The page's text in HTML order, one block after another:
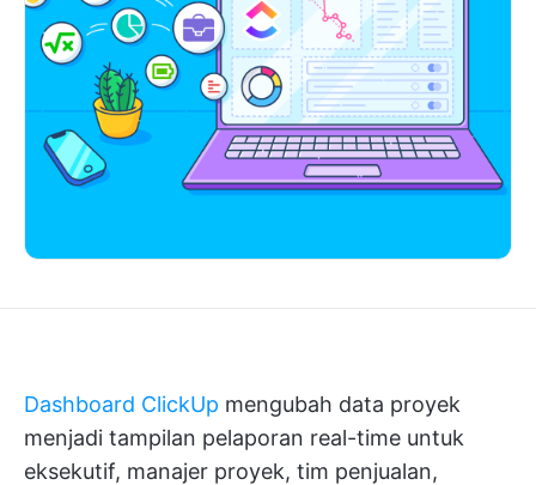
Dashboard ClickUp mengubah data proyek
menjadi tampilan pelaporan real-time untuk
eksekutif, manajer proyek, tim penjualan,